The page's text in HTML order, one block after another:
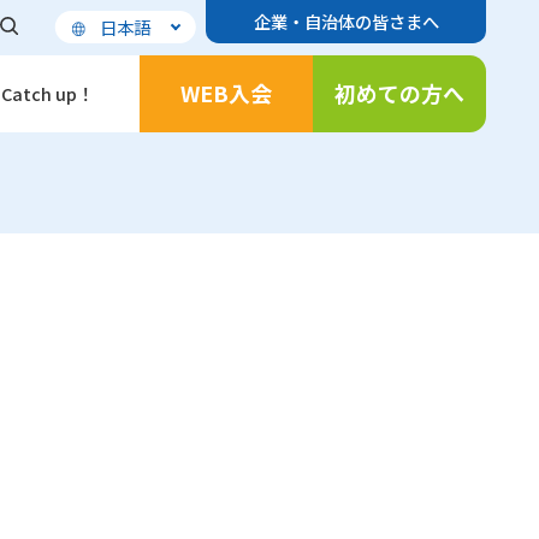
日本語 企業・自治体の皆さまへ
Catch up！ WEB入会 初めての方へ